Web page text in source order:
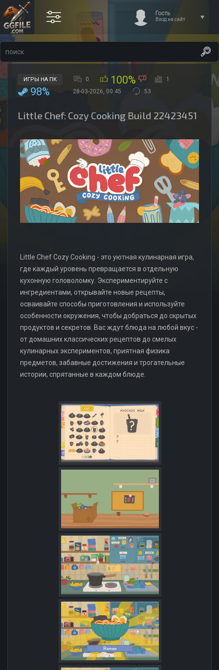
Гость
Вход на сайт
ИГРЫ НА ПК 0 100% 1
98% 28-03-2026, 00:45 53
Little Chef: Cozy Cooking Build 22423451
Little Chef Cozy Cooking - это уютная кулинарная игра,
где каждый уровень превращается в отдельную
кухонную головоломку. Экспериментируйте с
ингредиентами, открывайте новые рецепты,
осваивайте способы приготовления и используйте
особенности окружения, чтобы добраться до скрытых
продуктов и секретов. Вас ждут блюда на любой вкус -
от домашних классических рецептов до смелых
кулинарных экспериментов, приятная физика
предметов, забавные достижения и трогательные
истории, спрятанные в каждом блюде.